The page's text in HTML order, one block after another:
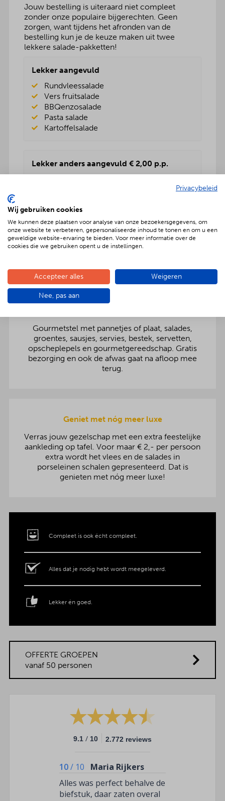
Jouw bestelling is uiteraard niet compleet
zonder onze populaire bijgerechten. Geen
zorgen, want tijdens het afronden van de
bestelling kun je de keuze maken uit twee
lekkere salade-pakketten!
Lekker aangevuld
Rundvleessalade
Vers fruitsalade
BBQenzosalade
Pasta salade
Kartoffelsalade
Lekker anders aangevuld € 2,00 p.p.
Pasta salade
Kartoffelsalade
Rauwkost salade
Griekse salade
Gourmetstel met pannetjes of plaat, salades,
groentes, sausjes, servies, bestek, servetten,
opscheplepels en gourmetgereedschap. Gratis
bezorging en ook de afwas gaat na afloop mee
terug.
Geniet met nóg meer luxe
Verras jouw gezelschap met een extra feestelijke
aankleding op tafel. Voor maar € 2,- per persoon
extra wordt het vlees en de salades in
porseleinen schalen gepresenteerd. Dat is
genieten met nóg meer luxe!
Compleet is ook écht compleet.
Alles dat je nodig hebt wordt meegeleverd.
Lekker én goed.
OFFERTE GROEPEN
vanaf 50 personen
9.1 / 10 2.772 reviews
10/ 10
Maria Rijkers
Alles was perfect behalve de
biefstuk, daar zaten overal
Privacybeleid
Wij gebruiken cookies
We kunnen deze plaatsen voor analyse van onze bezoekersgegevens, om
onze website te verbeteren, gepersonaliseerde inhoud te tonen en om u een
geweldige website-ervaring te bieden. Voor meer informatie over de
cookies die we gebruiken opent u de instellingen.
Accepteer alles Weigeren
Nee, pas aan